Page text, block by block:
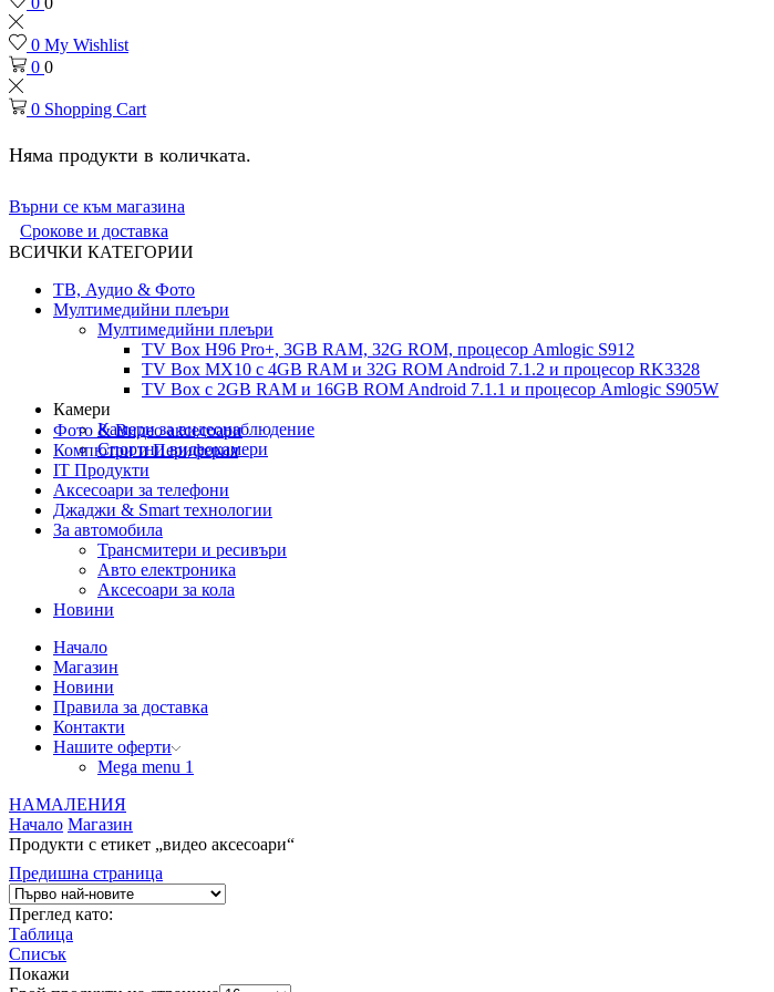
0 My Wishlist
0 0
0 Shopping Cart
Няма продукти в количката.
Върни се към магазина
Срокове и доставка
ВСИЧКИ КАТЕГОРИИ
ТВ, Аудио & Фото
Мултимедийни плеъри
Мултимедийни плеъри
TV Box H96 Pro+, 3GB RAM, 32G ROM, процесор Amlogic S912
TV Box MX10 с 4GB RAM и 32G ROM Android 7.1.2 и процесор RK3328
TV Box с 2GB RAM и 16GВ ROM Android 7.1.1 и процесор Amlogic S905W
Камери
Камери за видеонаблюдение
Спортни видеокамери
Фото & Видео аксесоари
Компютри и Периферия
IT Продукти
Аксесоари за телефони
Джаджи & Smart технологии
За автомобила
Трансмитери и ресивъри
Авто електроника
Аксесоари за кола
Новини
Начало
Магазин
Новини
Правила за доставка
Контакти
Нашите оферти
Mega menu 1
НАМАЛЕНИЯ
Начало Магазин
Продукти с етикет „видео аксесоари“
Предишна страница
Преглед като:
Таблица
Списък
Покажи